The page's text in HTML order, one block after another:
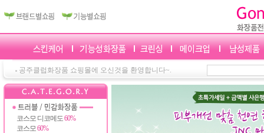
공주클럽화장품 쇼핑몰에 오신것을 환영합니다~.
코스모 디코메도60%
코스모60%